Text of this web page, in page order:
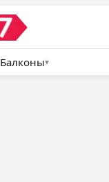
Балконы▾